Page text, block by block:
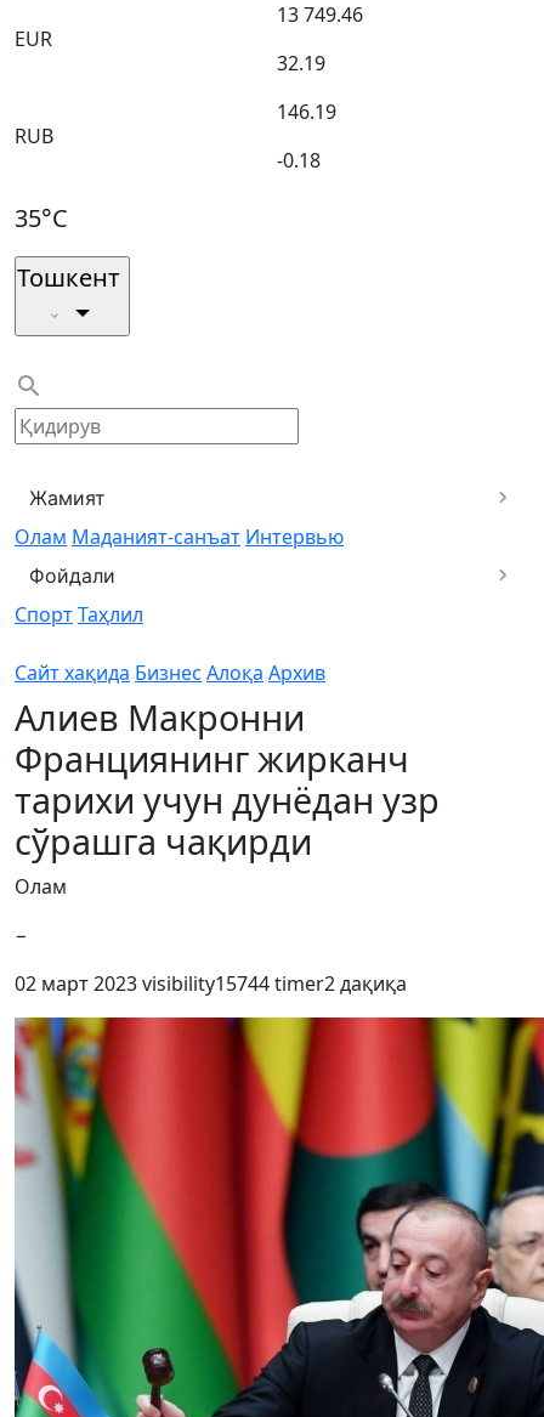
EUR
13 749.46
32.19
RUB
146.19
-0.18
35°C
Тошкент
Жамият
Олам Маданият-санъат Интервью
Фойдали
СпортТаҳлил
Сайт хақида Бизнес Алоқа Архив
Алиев Макронни
Франциянинг жирканч
тарихи учун дунёдан узр
сўрашга чақирди
Олам
−
02 март 2023visibility15744timer2 дақиқа